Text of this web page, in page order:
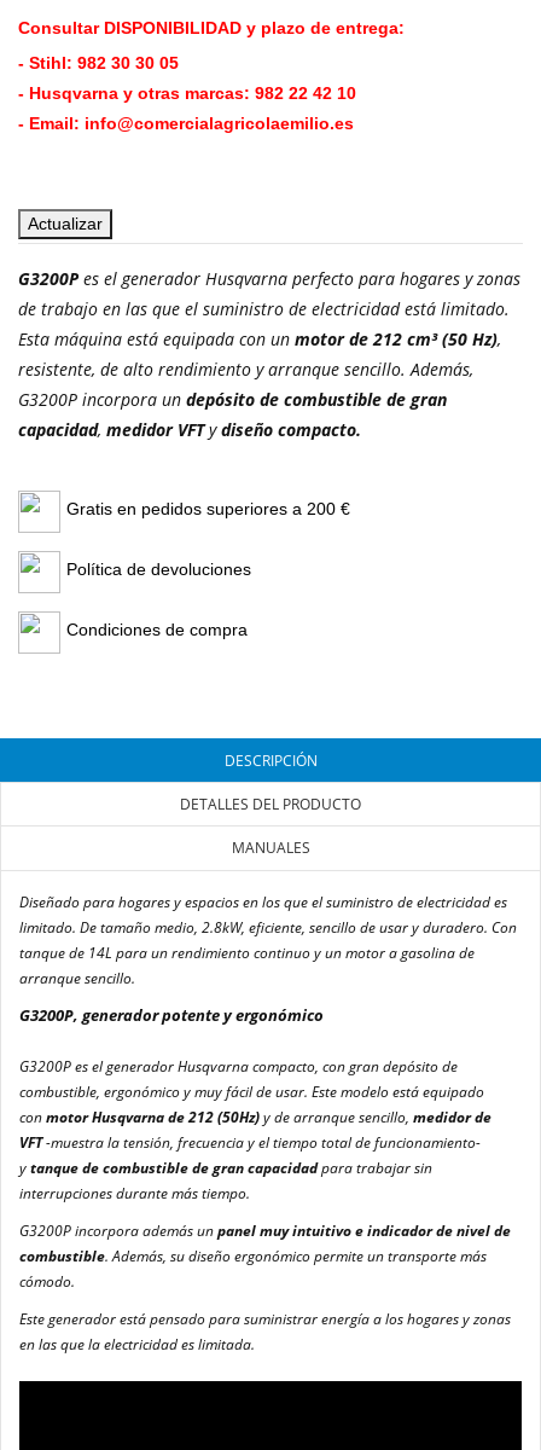
Consultar DISPONIBILIDAD y plazo de entrega:
- Stihl: 982 30 30 05
- Husqvarna y otras marcas: 982 22 42 10
- Email: info@comercialagricolaemilio.es
G3200P es el generador Husqvarna perfecto para hogares y zonas
de trabajo en las que el suministro de electricidad está limitado.
Esta máquina está equipada con un motor de 212 cm³ (50 Hz),
resistente, de alto rendimiento y arranque sencillo. Además,
G3200P incorpora un depósito de combustible de gran
capacidad, medidor VFTydiseño compacto.
Gratis en pedidos superiores a 200 €
Política de devoluciones
Condiciones de compra
DESCRIPCIÓN
DETALLES DEL PRODUCTO
MANUALES
Diseñado para hogares y espacios en los que el suministro de electricidad es
limitado. De tamaño medio, 2.8kW, eficiente, sencillo de usar y duradero. Con
tanque de 14L para un rendimiento continuo y un motor a gasolina de
arranque sencillo.
G3200P, generador potente y ergonómico
G3200P es el generador Husqvarna compacto, con gran depósito de
combustible, ergonómico y muy fácil de usar. Este modelo está equipado
conmotor Husqvarna de 212 (50Hz)y de arranque sencillo, medidor de
VFT-muestra la tensión, frecuencia y el tiempo total de funcionamiento-
ytanque de combustiblede gran capacidadpara trabajar sin
interrupciones durante más tiempo.
G3200P incorpora además unpanel muy intuitivo e indicador de nivel de
combustible. Además, su diseño ergonómico permite un transporte más
cómodo.
Este generador está pensado para suministrar energía a los hogares y zonas
en las que la electricidad es limitada.